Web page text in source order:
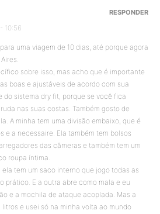
10:56
uma viagem de 10 dias, até porque agora
sobre isso, mas acho que é importante
boas e ajustáveis de acordo com sua
do sistema dry fit, porque se você fica
nas suas costas. Também gosto de
A minha tem uma divisão embaixo, que é
e a necessaire. Ela também tem bolsos
das câmeras e também tem um
roupa íntima.
tem um saco interno que jogo todas as
prático. E a outra abre como mala e eu
e a mochila de ataque acoplada. Mas a
e usei só na minha volta ao mundo
RESPONDER